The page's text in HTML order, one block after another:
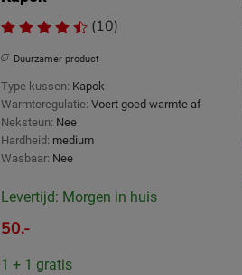
(10)
Duurzamer product
Type kussen: Kapok
Warmteregulatie: Voert goed warmte af
Neksteun: Nee
Hardheid: medium
Wasbaar: Nee
Levertijd: Morgen in huis
50.-
1 + 1 gratis